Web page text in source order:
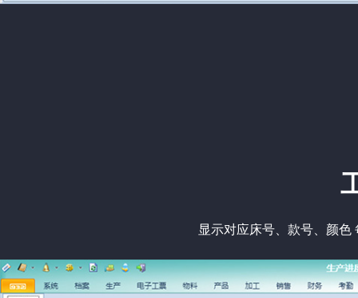
显示对应床号、款号、颜